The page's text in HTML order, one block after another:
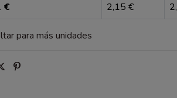
€
2,15 €
para más unidades